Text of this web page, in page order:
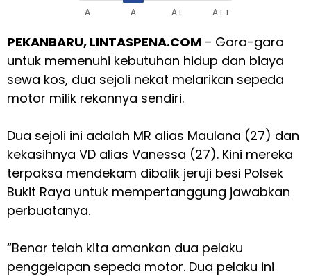
A- A A+ A++
PEKANBARU, LINTASPENA.COM – Gara-gara
untuk memenuhi kebutuhan hidup dan biaya
sewa kos, dua sejoli nekat melarikan sepeda
motor milik rekannya sendiri.
Dua sejoli ini adalah MR alias Maulana (27) dan
kekasihnya VD alias Vanessa (27). Kini mereka
terpaksa mendekam dibalik jeruji besi Polsek
Bukit Raya untuk mempertanggung jawabkan
perbuatanya.
“Benar telah kita amankan dua pelaku
penggelapan sepeda motor. Dua pelaku ini